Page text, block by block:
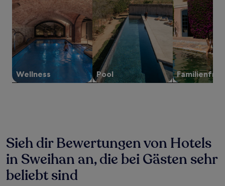
2 Erwachsenen
gefunden
wurde.
Preise
und
Verfügbarkeiten
sich
ändern.
Wellness Pool
Sieh dir Bewertungen von Hotels
in Sweihan an, die bei Gästen sehr
beliebt sind